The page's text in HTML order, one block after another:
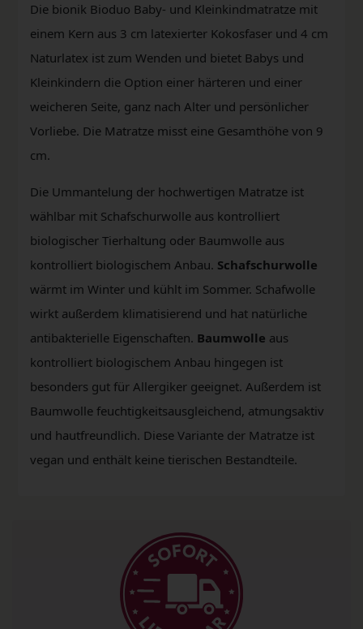
Die bionik Bioduo Baby- und Kleinkindmatratze mit
einem Kern aus 3 cm latexierter Kokosfaser und 4 cm
Naturlatex ist zum Wenden und bietet Babys und
Kleinkindern die Option einer härteren und einer
weicheren Seite, ganz nach Alter und persönlicher
Vorliebe. Die Matratze misst eine Gesamthöhe von 9
cm.
Die Ummantelung der hochwertigen Matratze ist
wählbar mit Schafschurwolle aus kontrolliert
biologischer Tierhaltung oder Baumwolle aus
kontrolliert biologischem Anbau. Schafschurwolle
wärmt im Winter und kühlt im Sommer. Schafwolle
wirkt außerdem klimatisierend und hat natürliche
antibakterielle Eigenschaften. Baumwolle aus
kontrolliert biologischem Anbau hingegen ist
besonders gut für Allergiker geeignet. Außerdem ist
Baumwolle feuchtigkeitsausgleichend, atmungsaktiv
und hautfreundlich. Diese Variante der Matratze ist
vegan und enthält keine tierischen Bestandteile.